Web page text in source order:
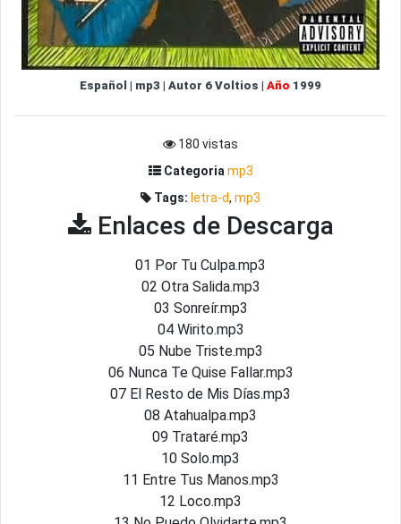
Español | mp3 | Autor 6 Voltios | Año 1999
180 vistas
Categoria mp3
Tags: letra-d, mp3
Enlaces de Descarga
01 Por Tu Culpa.mp3
02 Otra Salida.mp3
03 Sonreír.mp3
04 Wirito.mp3
05 Nube Triste.mp3
06 Nunca Te Quise Fallar.mp3
07 El Resto de Mis Días.mp3
08 Atahualpa.mp3
09 Trataré.mp3
10 Solo.mp3
11 Entre Tus Manos.mp3
12 Loco.mp3